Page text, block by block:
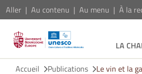
Aller Au contenu Au menu À la
LA
Accueil
Publications Le vin et la